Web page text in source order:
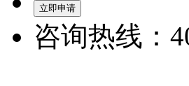
咨询热线：